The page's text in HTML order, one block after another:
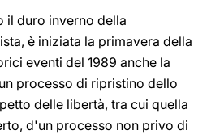
il duro inverno della
è iniziata la primavera della
eventi del 1989 anche la
processo di ripristino dello
delle libertà, tra cui quella
d'un processo non privo di